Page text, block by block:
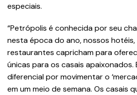
especiais.
“Petrópolis é conhecida por seu
nesta época do ano, nossos
restaurantes capricham para
únicas para os casais
diferencial por movimentar o
em um meio de semana. Os casais